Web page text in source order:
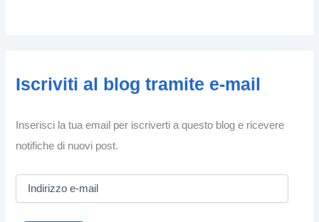
Iscriviti al blog tramite e-mail
Inserisci la tua email per iscriverti a questo blog e ricevere
notifiche di nuovi post.